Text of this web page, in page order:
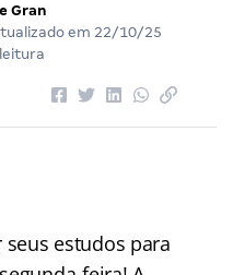
Gran
em 22/10/25
estudos para